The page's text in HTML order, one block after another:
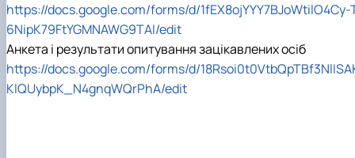
https://docs.google.com/forms/d/1fEX8ojYYY7BJoWtilO4Cy-
6NipK79FtYGMNAWG9TAI/edit
Анкета і результати опитування зацікавлених осіб
https://docs.google.com/forms/d/
KlQUybpK_N4gnqWQrPhA/edit